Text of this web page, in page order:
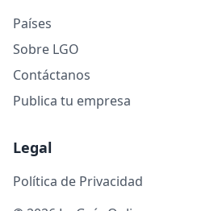
Países
Sobre LGO
Contáctanos
Publica tu empresa
Legal
Política de Privacidad